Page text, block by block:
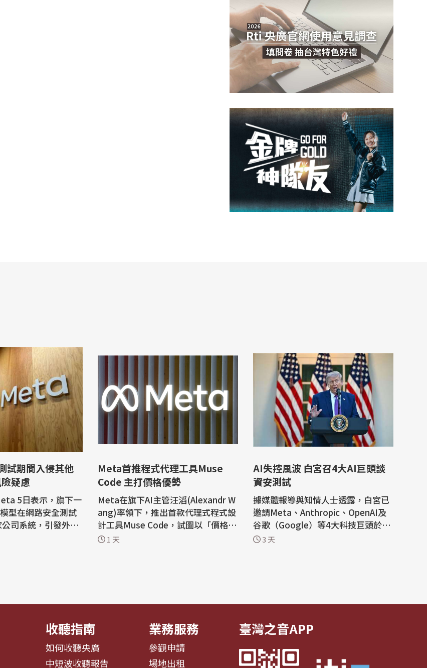
試期間入侵其他
疑慮
5日表示，旗下一
型在網路安全測試
司系統，引發外界
效管控日益強大的
Meta首推程式代理工具Muse
Code 主打價格優勢
Meta在旗下AI主管汪滔(Alexandr W
ang)率領下，推出首款代理式程式設
計工具Muse Code，試圖以「價格優
勢」作為市場區隔，挑戰位居領先地
1 天
AI失控風波 白宮召4大AI巨頭談
資安測試
據媒體報導與知情人士透露，白宮已
邀請Meta、Anthropic、OpenAI及
谷歌（Google）等4大科技巨頭於4
日舉行閉門會議，共商針對美國先進
3 天
收聽指南
如何收聽央廣
中短波收聽報告
業務服務
參觀申請
場地出租
臺灣之音APP